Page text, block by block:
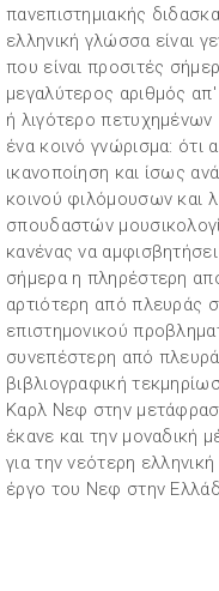
πανεπιστημιακής
ελληνική γλώσσα είναι
που είναι προσιτές
μεγαλύτερος αριθμός
ή λιγότερο
ένα κοινό γνώρισμα:
ικανοποίηση και ίσως
κοινού φιλόμουσων και
σπουδαστών
κανένας να
σήμερα η πληρέστερη
αρτιότερη από πλευράς
επιστημονικού
συνεπέστερη από
βιβλιογραφική
Καρλ Νεφ στην
έκανε και την μοναδική
για την νεότερη
έργο του Νεφ στην